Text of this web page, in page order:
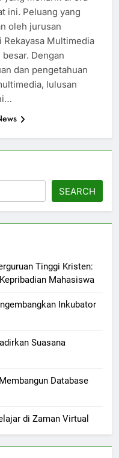
ini. Peluang yang
oleh jurusan
Rekayasa Multimedia
besar. Dengan
dan pengetahuan
lulusan
SEARCH
Tinggi Kristen:
Mahasiswa
Inkubator
Suasana
Database
di Zaman Virtual